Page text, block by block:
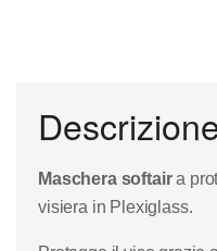
Maschera softaira
visiera in Plexiglass.